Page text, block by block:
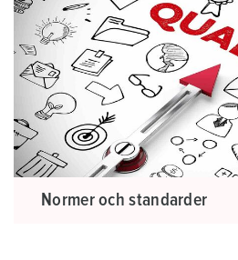
Normer och standarder